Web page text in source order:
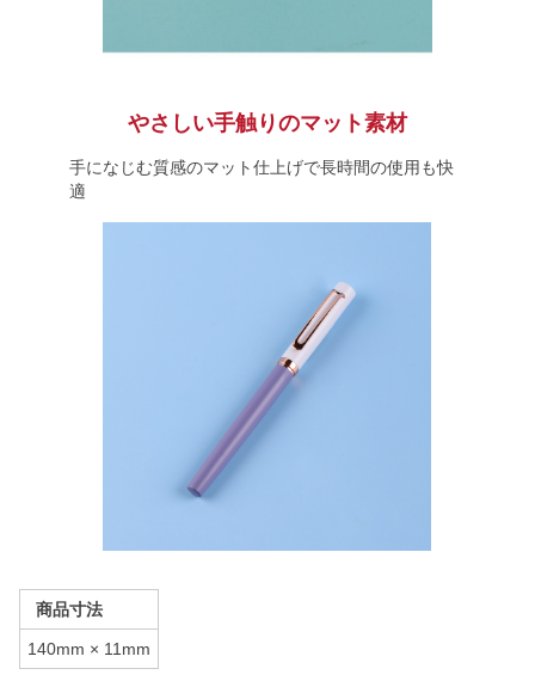
やさしい手触りのマット素材
手になじむ質感のマット仕上げで長時間の使用も快
適
商品寸法
140mm × 11mm